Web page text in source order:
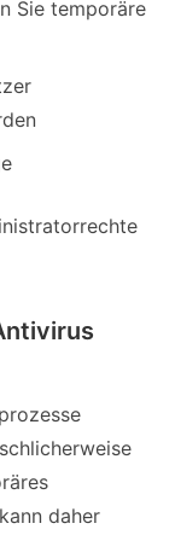
Sie temporäre
daher